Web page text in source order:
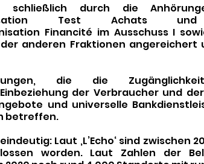
schließlich durch die
Test Achats
Financité im Ausschuss I
anderen Fraktionen angereichert
die die
der Verbraucher und
und universelle
betreffen.
Laut ‚L’Echo‘ sind zwischen
worden. Laut Zahlen der